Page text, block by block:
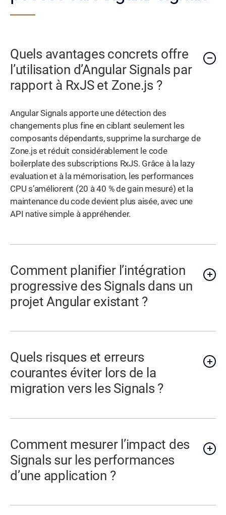
Quels avantages concrets offre
l’utilisation d’Angular Signals par
rapport à RxJS et Zone.js ?
Angular Signals apporte une détection des
changements plus fine en ciblant seulement les
composants dépendants, supprime la surcharge de
Zone.js et réduit considérablement le code
boilerplate des subscriptions RxJS. Grâce à la lazy
evaluation et à la mémorisation, les performances
CPU s’améliorent (20 à 40 % de gain mesuré) et la
maintenance du code devient plus aisée, avec une
API native simple à appréhender.
Comment planifier l’intégration
progressive des Signals dans un
projet Angular existant ?
Quels risques et erreurs
courantes éviter lors de la
migration vers les Signals ?
Comment mesurer l’impact des
Signals sur les performances
d’une application ?